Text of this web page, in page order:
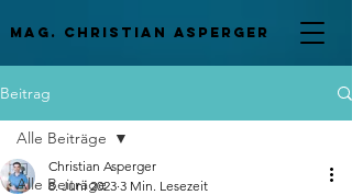
mag. Christian asperger
Beitrag
Alle Beiträge
Alle Beiträge
Christian Asperger
8. Juni 2023 3 Min. Lesezeit